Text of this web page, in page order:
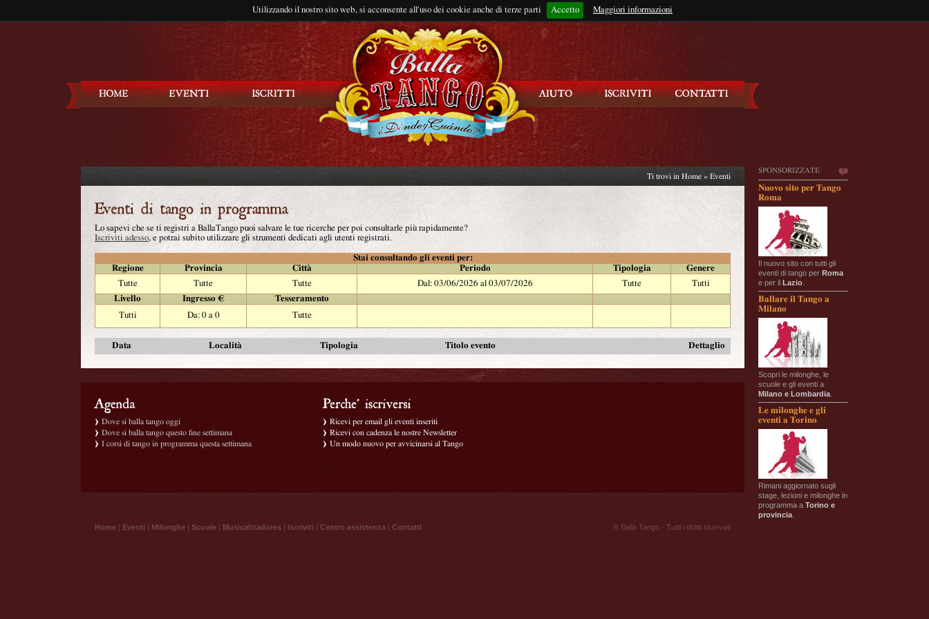
Utilizzando il nostro sito web, si acconsente all'uso dei cookie anche di terze parti Accetto Maggiori informazioni
Rimani connesso?
SPONSORIZZATE
Nuovo sito per Tango
Roma
Il nuovo sito con tutti gli
eventi di tango per Roma
e per il Lazio
Ballare il Tango a
Milano
Scopri le milonghe, le
scuole e gli eventi a
Milano e Lombardia
Le milonghe e gli
eventi a Torino
Rimani aggiornato sugli
stage, lezioni e milonghe in
programma a Torino e
provincia
Ti trovi in Home » Eventi
Lo sapevi che se ti registri a BallaTango puoi salvare le tue ricerche per poi consultarle più rapidamente?
Iscriviti adesso, e potrai subito utilizzare gli strumenti dedicati agli utenti registrati.
Stai consultando gli eventi per:
Regione
Provincia Città Periodo Tipologia
Genere
Tutte
Tutte Tutte Dal: 03/06/2026 al 03/07/2026 Tutte
Tutti
Livello
Ingresso €
Tesseramento
Tutti
Da: 0 a 0 Tutte
Data Località Tipologia Titolo evento Dettaglio
Dove si balla tango oggi
Dove si balla tango questo fine settimana
I corsi di tango in programma questa settimana
Ricevi per email gli eventi inseriti
Ricevi con cadenza le nostre Newsletter
Un modo nuovo per avvicinarsi al Tango
Home | Eventi | Milonghe | Scuole | Musicalizadores | Iscriviti | Centro assistenza | Contatti ® Balla Tango - Tutti i diritti riservati